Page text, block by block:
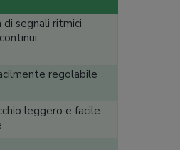
di segnali ritmici
regolabile
leggero e facile